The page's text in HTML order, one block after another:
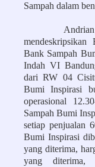
Sampah dalam
Bank Sampah
Indah VI
dari RW 04
Bumi Inspirasi
operasional
Sampah Bumi
setiap penjualan
Bumi Inspirasi
yang diterima,
yang diterima,